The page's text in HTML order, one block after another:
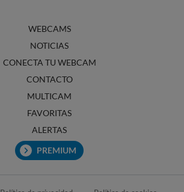
WEBCAMS
NOTICIAS
CONECTA TU WEBCAM
CONTACTO
MULTICAM
FAVORITAS
ALERTAS
PREMIUM